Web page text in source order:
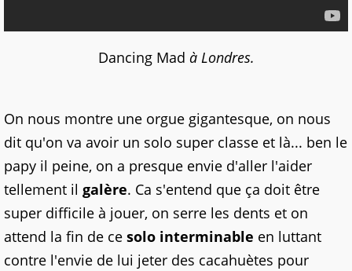
Dancing Mad à Londres.
On nous montre une orgue gigantesque, on nous
dit qu'on va avoir un solo super classe et là... ben le
papy il peine, on a presque envie d'aller l'aider
tellement il galère. Ca s'entend que ça doit être
super difficile à jouer, on serre les dents et on
attend la fin de ce solo interminable en luttant
contre l'envie de lui jeter des cacahuètes pour